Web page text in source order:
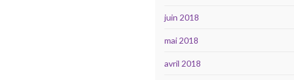
juin 2018
mai 2018
avril 2018